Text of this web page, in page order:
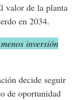
valor de la planta
en 2034.
inversión
decide seguir
de oportunidad